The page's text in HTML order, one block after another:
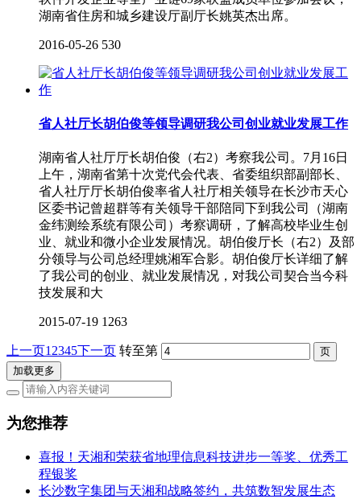
湖南省住房和城乡建设厅副厅长姚英杰出席。
2016-05-26 530
省人社厅长胡伯俊等领导调研我公司创业就业发展工作
湖南省人社厅厅长胡伯俊（右2）考察我公司。7月16日
上午，湖南省第十次党代会代表、省委组织部副部长、
省人社厅厅长胡伯俊率省人社厅相关领导在长沙市天心
区委书记曾超群等有关领导干部陪同下到我公司（湖南
金纬测绘系统有限公司）考察调研，了解高校毕业生创
业、就业和微小企业发展情况。胡伯俊厅长（右2）及部
分领导与公司总经理姚湘军合影。胡伯俊厅长详细了解
了我公司的创业、就业发展情况，对我公司契合当今科
技发展和大
2015-07-19 1263
上一页1 2345下一页 转至第
加载更多
为您推荐
喜报！天湘和荣获省地理信息科技进步一等奖、优秀工
程银奖
长沙数字集团与天湘和战略签约，共筑数智发展生态